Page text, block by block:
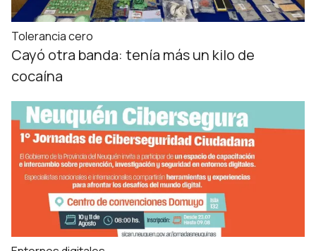
Tolerancia cero
Cayó otra banda: tenía más un kilo de
cocaína